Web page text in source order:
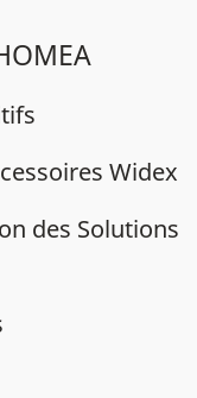
Widex
des Solutions